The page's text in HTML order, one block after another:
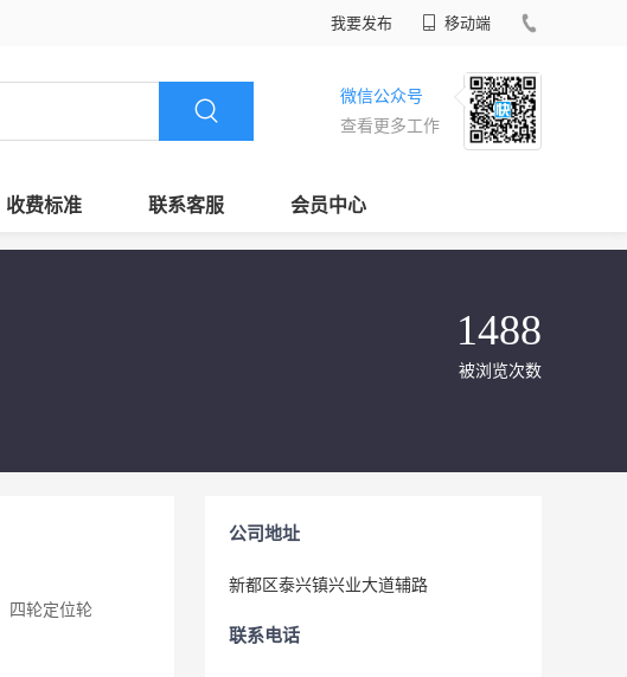
我要发布 移动端
微信公众号
查看更多工作
收费标准 联系客服 会员中心
1488
被浏览次数
四轮定位轮
公司地址
新都区泰兴镇兴业大道辅路
联系电话